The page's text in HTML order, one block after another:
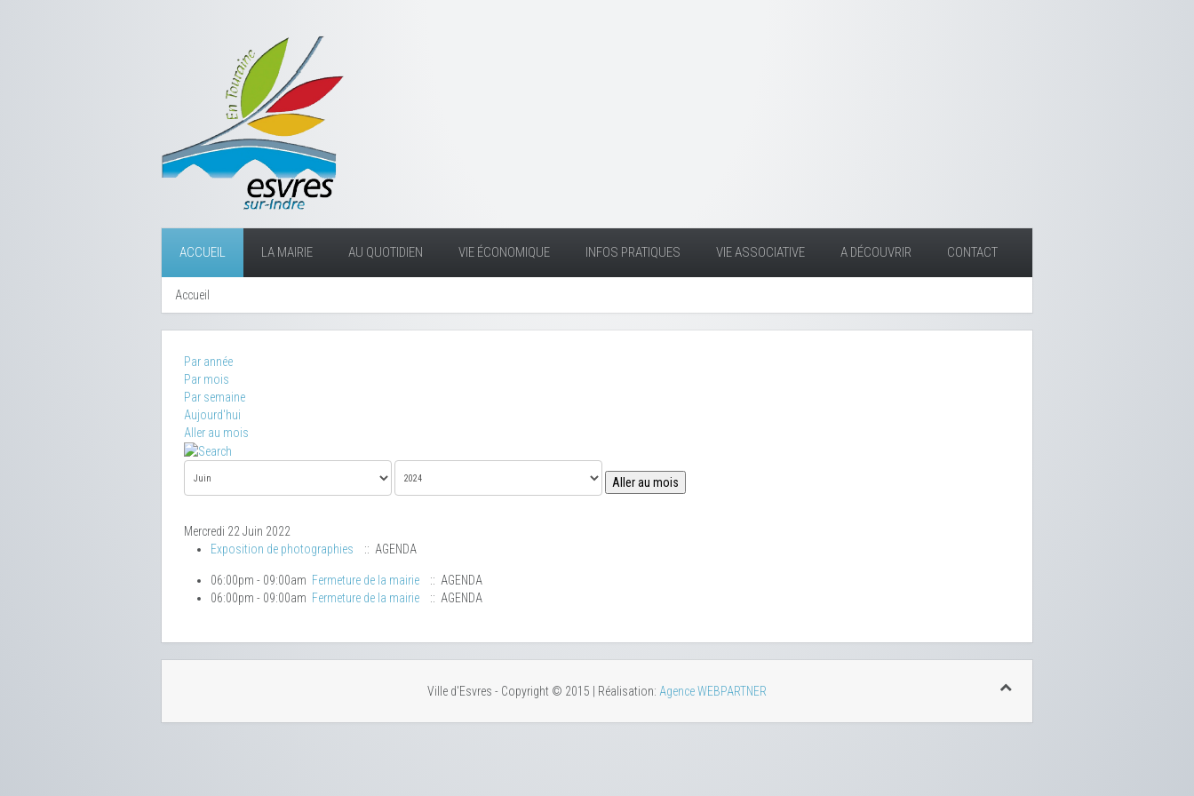
ACCUEIL LA MAIRIE AU QUOTIDIEN VIE ÉCONOMIQUE INFOS PRATIQUES VIE ASSOCIATIVE A DÉCOUVRIR CONTACT
Accueil
Par année
Par mois
Par semaine
Aujourd'hui
Aller au mois
Aller au mois
Mercredi 22 Juin 2022
Exposition de photographies
:: AGENDA
06:00pm - 09:00am Fermeture de la mairie
:: AGENDA
06:00pm - 09:00am Fermeture de la mairie :: AGENDA
Ville d'Esvres - Copyright © 2015 | Réalisation: Agence WEBPARTNER